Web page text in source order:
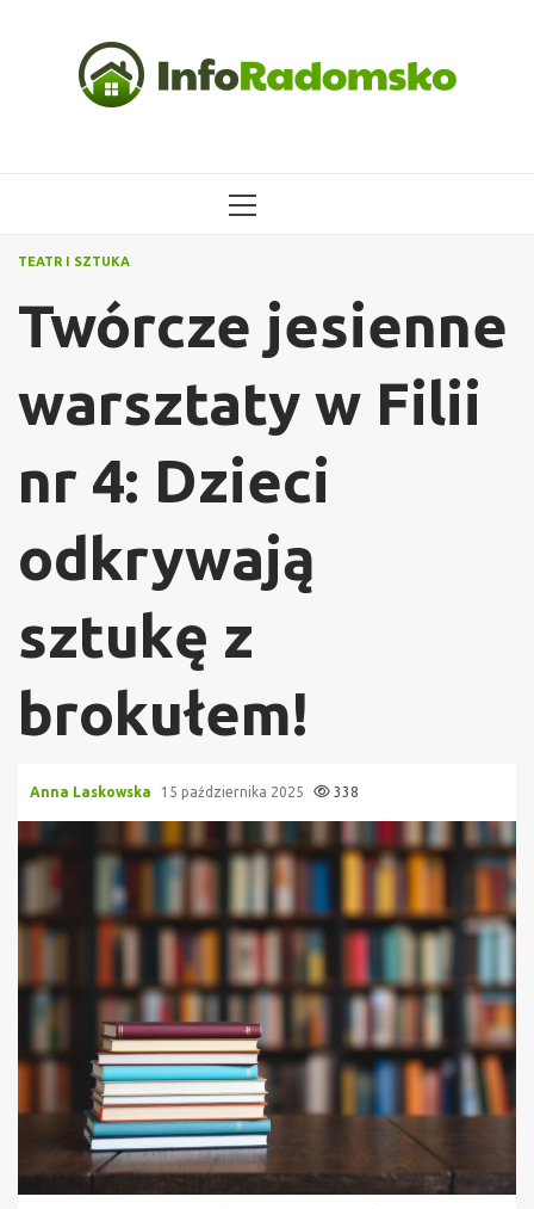
MENU
TEATR I SZTUKA
Twórcze jesienne
warsztaty w Filii
nr 4: Dzieci
odkrywają
sztukę z
brokułem!
Anna Laskowska 15 października 2025 338